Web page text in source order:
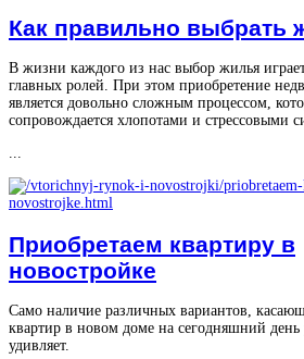
Как правильно выбрать
В жизни каждого из нас выбор жилья
главных ролей. При этом приобретение
является довольно сложным процессом,
сопровождается хлопотами и стрессовыми
...
Приобретаем квартиру в
новостройке
Само наличие различных вариантов,
квартир в новом доме на сегодняшний день
удивляет.